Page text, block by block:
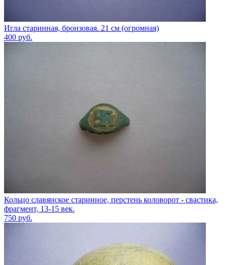
Игла старинная, бронзовая. 21 см (огромная)
400 руб.
Кольцо славянское старинное, перстень коловорот - свастика,
фрагмент, 13-15 век.
750 руб.